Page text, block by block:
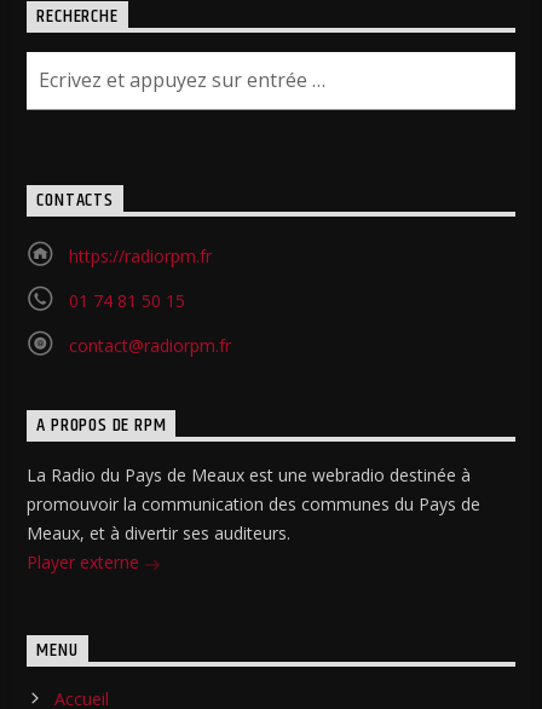
RECHERCHE
CONTACTS
https://radiorpm.fr
01 74 81 50 15
contact@radiorpm.fr
A PROPOS DE RPM
La Radio du Pays de Meaux est une webradio destinée à
promouvoir la communication des communes du Pays de
Meaux, et à divertir ses auditeurs.
Player externe
MENU
Accueil